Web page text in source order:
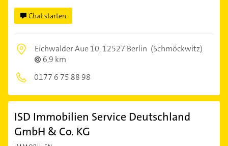
Chat starten
Eichwalder Aue 10,12527 Berlin (Schmöckwitz)
6,9 km
0177 6 75 88 98
ISD Immobilien Service Deutschland
GmbH & Co. KG